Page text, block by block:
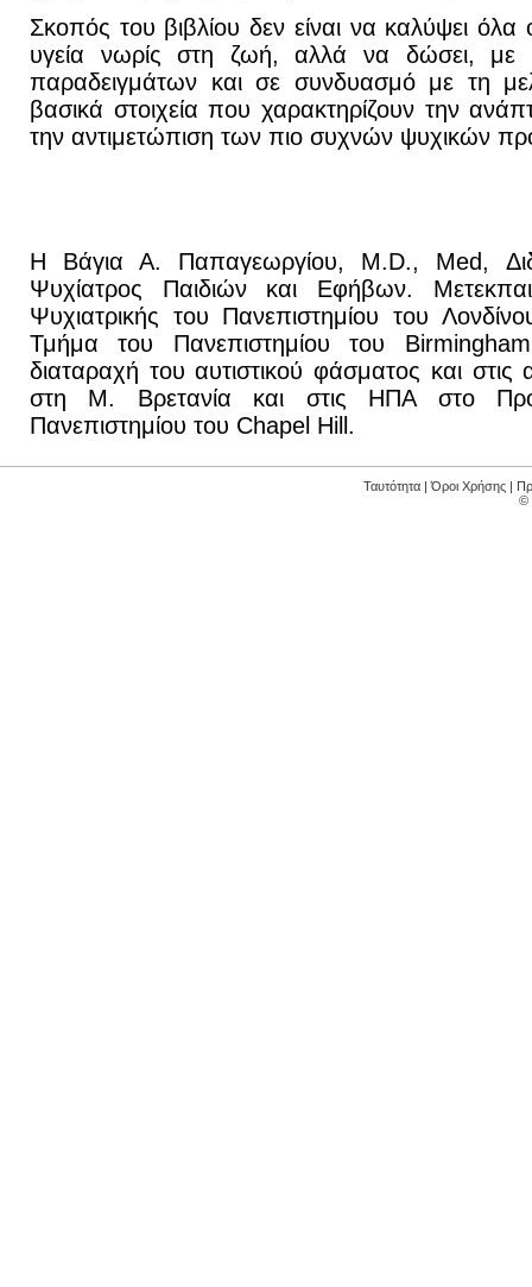
Σκοπός του βιβλίου δεν είναι να καλύψει
υγεία νωρίς στη ζωή, αλλά να δώσει, με
παραδειγμάτων και σε συνδυασμό με τη
βασικά στοιχεία που χαρακτηρίζουν την
την αντιμετώπιση των πιο συχνών ψυχικών
Η Βάγια Α. Παπαγεωργίου, M.D., Med,
Ψυχίατρος Παιδιών και Εφήβων.
Ψυχιατρικής του Πανεπιστημίου του
Τμήμα του Πανεπιστημίου του Birmingham
διαταραχή του αυτιστικού φάσμα­τος και στις
στη Μ. Βρετανία και στις ΗΠΑ στο
Πανεπιστημίου του Chapel Hill.
Ταυτότητα |Όροι Χρήσης |
©